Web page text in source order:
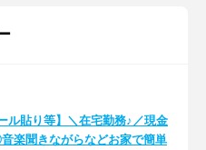
ル貼り等】＼在宅勤務♪／現金
楽聞きながらなどお家で簡単